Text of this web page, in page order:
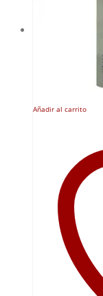
Añadir al carrito